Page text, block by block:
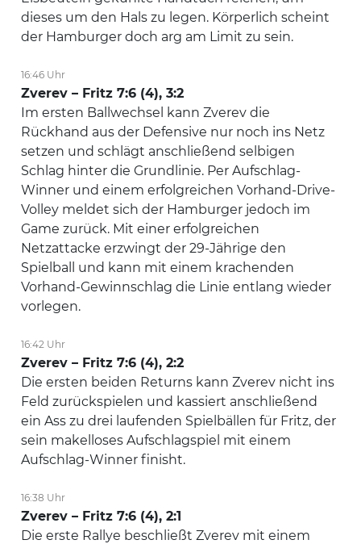
dieses um den Hals zu legen. Körperlich scheint
der Hamburger doch arg am Limit zu sein.
16:46 Uhr
Zverev – Fritz 7:6 (4), 3:2
Im ersten Ballwechsel kann Zverev die
Rückhand aus der Defensive nur noch ins Netz
setzen und schlägt anschließend selbigen
Schlag hinter die Grundlinie. Per Aufschlag-
Winner und einem erfolgreichen Vorhand-Drive-
Volley meldet sich der Hamburger jedoch im
Game zurück. Mit einer erfolgreichen
Netzattacke erzwingt der 29-Jährige den
Spielball und kann mit einem krachenden
Vorhand-Gewinnschlag die Linie entlang wieder
vorlegen.
16:42 Uhr
Zverev – Fritz 7:6 (4), 2:2
Die ersten beiden Returns kann Zverev nicht ins
Feld zurückspielen und kassiert anschließend
ein Ass zu drei laufenden Spielbällen für Fritz, der
sein makelloses Aufschlagspiel mit einem
Aufschlag-Winner finisht.
16:38 Uhr
Zverev – Fritz 7:6 (4), 2:1
Die erste Rallye beschließt Zverev mit einem